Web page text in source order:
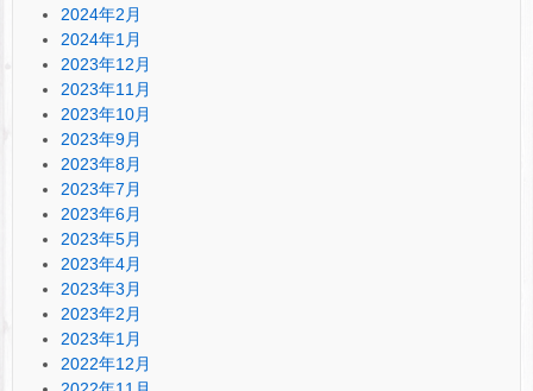
2024年2月
2024年1月
2023年12月
2023年11月
2023年10月
2023年9月
2023年8月
2023年7月
2023年6月
2023年5月
2023年4月
2023年3月
2023年2月
2023年1月
2022年12月